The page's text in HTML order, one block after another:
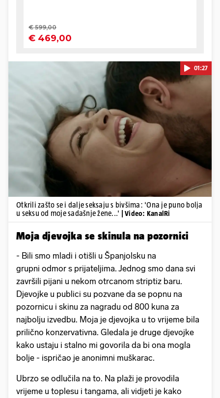
Pokretanje videa...
01:27
Otkrili zašto se i dalje seksaju s bivšima: 'Ona je puno bolja
u seksu od moje sadašnje žene...'
| Video: KanalRi
Moja djevojka se skinula na pozornici
- Bili smo mladi i otišli u Španjolsku na
grupni odmor s prijateljima. Jednog smo dana svi
završili pijani u nekom otrcanom striptiz baru.
Djevojke u publici su pozvane da se popnu na
pozornicu i skinu za nagradu od 800 kuna za
najbolju izvedbu. Moja je djevojka u to vrijeme bila
prilično konzervativna. Gledala je druge djevojke
kako ustaju i stalno mi govorila da bi ona mogla
bolje - ispričao je anonimni muškarac.
Ubrzo se odlučila na to. Na plaži je provodila
vrijeme u toplesu i tangama, ali vidjeti je kako